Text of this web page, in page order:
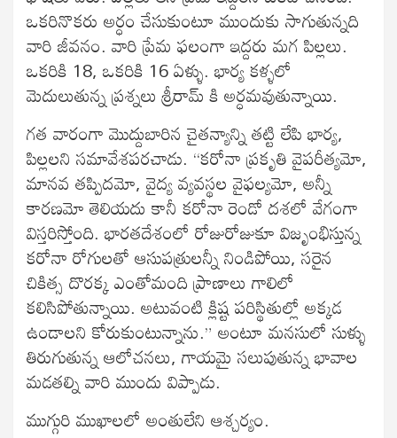
ఒకరినొకరు అర్ధం చేసుకుంటూ ముందుకు సాగుతున్నది
వారి జీవనం. వారి ప్రేమ ఫలంగా ఇద్దరు మగ పిల్లలు.
ఒకరికి 18, ఒకరికి 16 ఏళ్ళు. భార్య కళ్ళలో
మెదులుతున్న ప్రశ్నలు శ్రీరామ్ కి అర్ధమవుతున్నాయి.
గత వారంగా మొద్దుబారిన చైతన్యాన్ని తట్టి లేపి భార్య,
పిల్లలని సమావేశపరచాడు. “కరోనా ప్రకృతి వైపరీత్యమో,
మానవ తప్పిదమో, వైద్య వ్యవస్థల వైఫల్యమో, అన్నీ
కారణమో తెలియదు కానీ కరోనా రెండో దశలో వేగంగా
విస్తరిస్తోంది. భారతదేశంలో రోజురోజుకూ విజృంభిస్తున్న
కరోనా రోగులతో ఆసుపత్రులన్నీ నిండిపోయి, సరైన
చికిత్స దొరక్క ఎంతోమంది ప్రాణాలు గాలిలో
కలిసిపోతున్నాయి. అటువంటి క్లిష్ట పరిస్థితుల్లో అక్కడ
ఉండాలని కోరుకుంటున్నాను.” అంటూ మనసులో సుళ్ళు
తిరుగుతున్న ఆలోచనలు, గాయమై సలుపుతున్న భావాల
మడతల్ని వారి ముందు విప్పాడు.
ముగ్గురి ముఖాలలో అంతులేని ఆశ్చర్యం.